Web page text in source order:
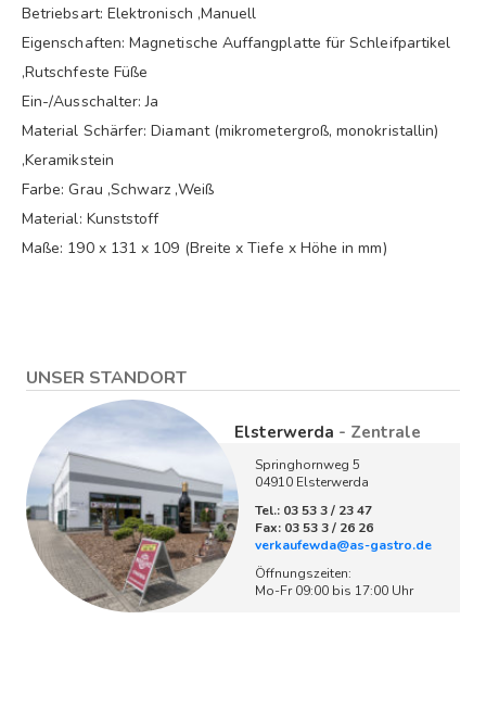
Betriebsart: Elektronisch ,Manuell
Eigenschaften: Magnetische Auffangplatte für Schleifpartikel
,Rutschfeste Füße
Ein-/Ausschalter: Ja
Material Schärfer: Diamant (mikrometergroß, monokristallin)
,Keramikstein
Farbe: Grau ,Schwarz ,Weiß
Material: Kunststoff
Maße: 190 x 131 x 109 (Breite x Tiefe x Höhe in mm)
UNSER STANDORT
Elsterwerda - Zentrale
Springhornweg 5
04910 Elsterwerda
Tel.: 03 53 3 / 23 47
Fax: 03 53 3 / 26 26
verkaufewda@as-gastro.de
Öffnungszeiten:
Mo-Fr 09:00 bis 17:00 Uhr